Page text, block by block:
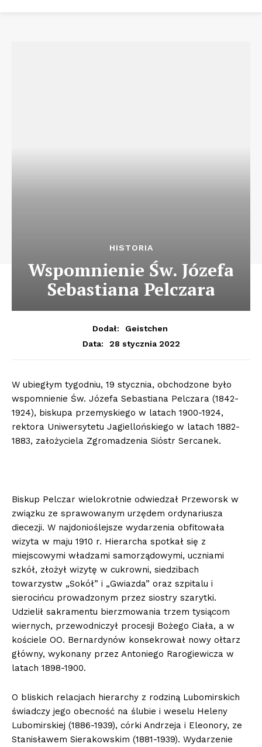
HISTORIA
Wspomnienie Św. Józefa
Sebastiana Pelczara
Dodał:
Geistchen
Data:
28 stycznia 2022
W ubiegłym tygodniu, 19 stycznia, obchodzone było
wspomnienie Św. Józefa Sebastiana Pelczara (1842-
1924), biskupa przemyskiego w latach 1900-1924,
rektora Uniwersytetu Jagiellońskiego w latach 1882-
1883, założyciela Zgromadzenia Sióstr Sercanek.
Biskup Pelczar wielokrotnie odwiedzał Przeworsk w
związku ze sprawowanym urzędem ordynariusza
diecezji. W najdonioślejsze wydarzenia obfitowała
wizyta w maju 1910 r. Hierarcha spotkał się z
miejscowymi władzami samorządowymi, uczniami
szkół, złożył wizytę w cukrowni, siedzibach
towarzystw „Sokół” i „Gwiazda” oraz szpitalu i
sierocińcu prowadzonym przez siostry szarytki.
Udzielił sakramentu bierzmowania trzem tysiącom
wiernych, przewodniczył procesji Bożego Ciała, a w
kościele OO. Bernardynów konsekrował nowy ołtarz
główny, wykonany przez Antoniego Rarogiewicza w
latach 1898-1900.
O bliskich relacjach hierarchy z rodziną Lubomirskich
świadczy jego obecność na ślubie i weselu Heleny
Lubomirskiej (1886-1939), córki Andrzeja i Eleonory, ze
Stanisławem Sierakowskim (1881-1939). Wydarzenie